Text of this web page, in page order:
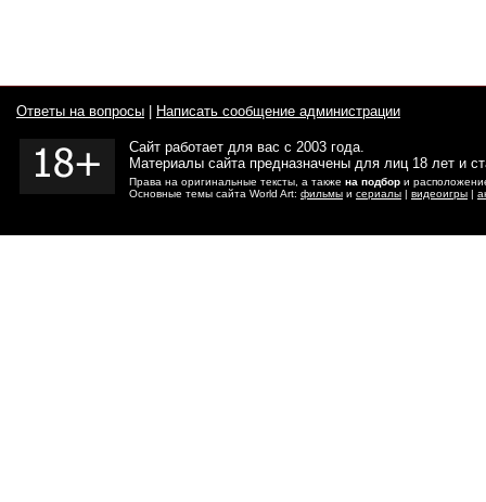
Ответы на вопросы Написать сообщение администрации
Сайт работает для вас с 2003 года.
Материалы сайта предназначены для лиц 18 лет и
Права на оригинальные тексты, а также на подбор и
Основные темы сайта World Art: фильмы и сериалы | видеоигры |